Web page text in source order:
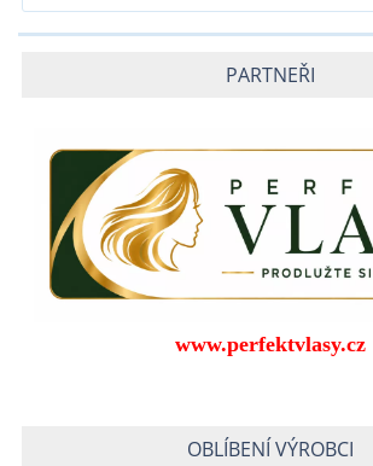
PARTNEŘI
www.perfektvlasy.cz
OBLÍBENÍ VÝROBCI